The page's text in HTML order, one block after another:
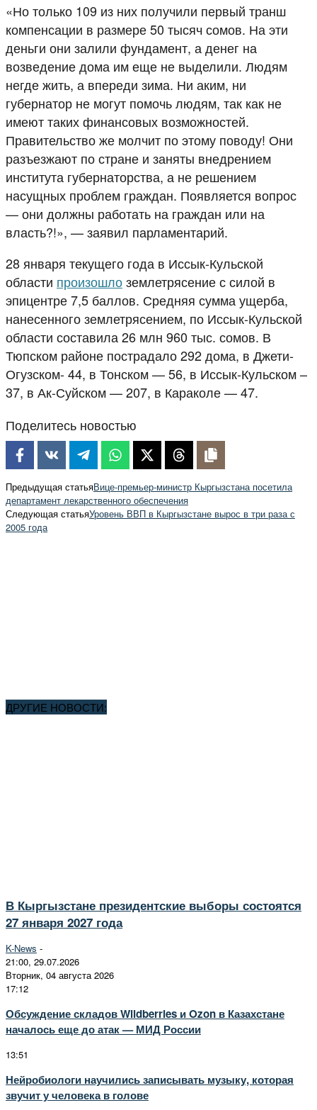
«Но только 109 из них получили первый транш
компенсации в размере 50 тысяч сомов. На эти
деньги они залили фундамент, а денег на
возведение дома им еще не выделили. Людям
негде жить, а впереди зима. Ни аким, ни
губернатор не могут помочь людям, так как не
имеют таких финансовых возможностей.
Правительство же молчит по этому поводу! Они
разъезжают по стране и заняты внедрением
института губернаторства, а не решением
насущных проблем граждан. Появляется вопрос
— они должны работать на граждан или на
власть?!», — заявил парламентарий.
28 января текущего года в Иссык-Кульской
области произошлоземлетрясение с силой в
эпицентре 7,5 баллов. Средняя сумма ущерба,
нанесенного землетрясением, по Иссык-Кульской
области составила 26 млн 960 тыс. сомов. В
Тюпском районе пострадало 292 дома, в Джети-
Огузском- 44, в Тонском — 56, в Иссык-Кульском –
37, в Ак-Суйском — 207, в Караколе — 47.
Поделитесь новостью
Предыдущая статьяВице-премьер-министр Кыргызстана посетила
департамент лекарственного обеспечения
Следующая статьяУровень ВВП в Кыргызстане вырос в три раза с
2005 года
ДРУГИЕ НОВОСТИ:
В Кыргызстане президентские выборы состоятся
27 января 2027 года
K-News -
21:00, 29.07.2026
Вторник, 04 августа 2026
17:12
Обсуждение складов Wildberries и Ozon в Казахстане
началось еще до атак — МИД России
13:51
Нейробиологи научились записывать музыку, которая
звучит у человека в голове